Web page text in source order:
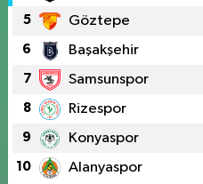
5 Göztepe
6 Başakşehir
7 Samsunspor
8 Rizespor
9 Konyaspor
10 Alanyaspor